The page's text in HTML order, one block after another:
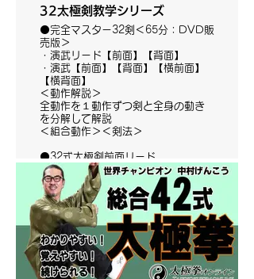
32太極剣教学シリーズ
⚫️完全マスター32剣＜65分：DVD販
売版＞
・演武リード【前面】【背面】
・演武【前面】【背面】【横前面】
【横背面】
＜動作解説＞
全動作を１動作ずつ剣と全身の動き
を分解して解説
＜組合動作＞＜剣法＞
⚫️32式太極剣前面リード